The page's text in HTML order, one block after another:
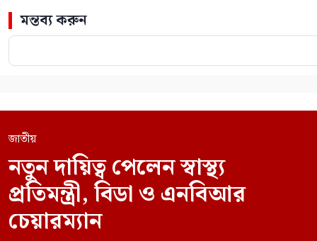
মন্তব্য করুন
জাতীয়
নতুন দায়িত্ব পেলেন স্বাস্থ্য
প্রতিমন্ত্রী, বিডা ও এনবিআর
চেয়ারম্যান